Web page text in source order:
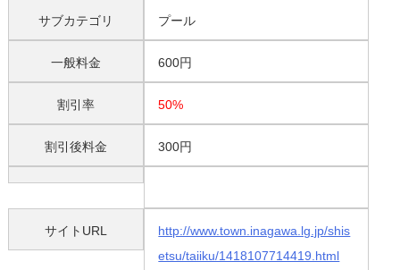
サブカテゴリ プール
一般料金 600円
割引率 50%
割引後料金 300円
サイトURL
http://www.town.inagawa.lg.jp/shis
etsu/taiiku/1418107714419.html